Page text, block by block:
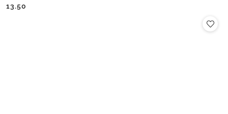
Cena:
Cena:
13.50